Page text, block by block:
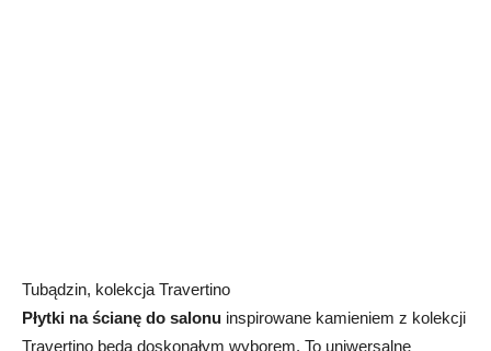
Tubądzin, kolekcja Travertino
Płytki na ścianę do salonu inspirowane kamieniem z kolekcji
Travertino będą doskonałym wyborem. To uniwersalne